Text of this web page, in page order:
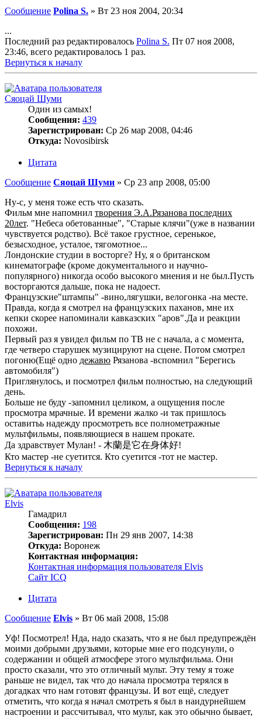
Сообщение Polina S. » Вт 23 ноя 2004, 20:34
...
Последний раз редактировалось Polina S. Пт 07 ноя 2008,
23:46, всего редактировалось 1 раз.
Вернуться к началу
Сяоцай Шуми
Один из самых!
Сообщения: 439
Зарегистрирован: Ср 26 мар 2008, 04:46
Откуда: Novosibirsk
Цитата
Сообщение Сяоцай Шуми » Ср 23 апр 2008, 05:00
Ну-с, у меня тоже есть что сказать.
Фильм мне напомнил творения Э.А.Рязанова последних
20лет. "Небеса обетованные", "Старые клячи"(уже в названии
чувствуется родство). Всё такое грустное, серенькое,
безысходное, усталое, тягомотное...
Лондонские студии в восторге? Ну, я о британском
кинематографе (кроме документального и научно-
популярного) никогда особо высокого мнения и не был.Пусть
восторгаются дальше, пока не надоест.
Французские"штампы" -вино,лягушки, велогонка -на месте.
Правда, когда я смотрел на французских паханов, мне их
кепки скорее напоминали кавказских "аров".Да и реакции
похожи.
Первый раз я увидел фильм по ТВ не с начала, а с момента,
где четверо старушек музицируют на сцене. Потом смотрел
погоню(Ещё одно дежавю Рязанова -вспомнил "Берегись
автомобиля")
Приглянулось, и посмотрел фильм полностью, на следующий
день.
Больше не буду -запомнил целиком, а ощущения после
просмотра мрачные. И времени жалко -и так пришлось
оставитьь надежду просмотреть все полнометражные
мультфильмы, появляющиеся в нашем прокате.
Да здравствует Мулан! - 木蘭是它在身体好!
Кто мастер -не суетится. Кто суетится -тот не мастер.
Вернуться к началу
Elvis
Гамадрил
Сообщения: 198
Зарегистрирован: Пн 29 янв 2007, 14:38
Откуда: Воронеж
Контактная информация:
Контактная информация пользователя Elvis
Сайт ICQ
Цитата
Сообщение Elvis » Вт 06 май 2008, 15:08
Уф! Посмотрел! Нда, надо сказать, что я не был предупреждён
моими добрыми друзьями, которые мне его подсунули, о
содержании и общей атмосфере этого мультфильма. Они
просто сказали, что это отличный мульт. Эту тему я тоже
раньше не видел, так что до начала просмотра терялся в
догадках что нам готовят французы. И вот ещё, следует
отметить, что когда я начал смотреть я был в наидурнейшем
настроении и рассчитывал, что мульт, как это обычно бывает,